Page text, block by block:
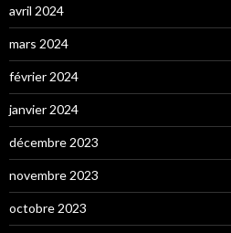
avril 2024
mars 2024
février 2024
janvier 2024
décembre 2023
novembre 2023
octobre 2023